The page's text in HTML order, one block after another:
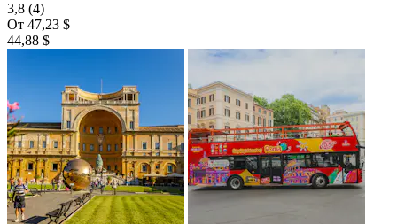
3,8 (4)
От 47,23 $
44,88 $